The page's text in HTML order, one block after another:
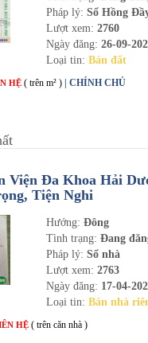
Pháp lý: Sổ Hồng
Lượt xem: 2760
Ngày đăng: 26-09-
Loại tin: Bán đất
HỆ ( trên m² ) | CHÍNH CHỦ
Viện Đa Khoa Hải
Tiện Nghi
Hướng: Đông
Tình trạng: Đang
Pháp lý: Sổ nhà
Lượt xem: 2763
Ngày đăng: 17-04-
Loại tin: Bán nhà
HỆ ( trên căn nhà )